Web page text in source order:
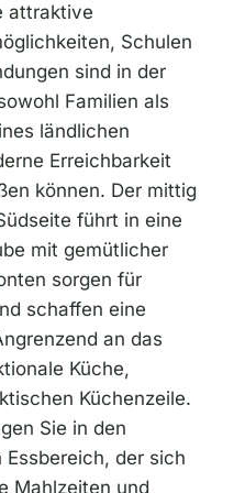
attraktive
Schulen
sind in der
Familien als
ländlichen
Erreichbarkeit
können. Der mittig
führt in eine
mit gemütlicher
sorgen für
schaffen eine
an das
Küche,
Küchenzeile.
Sie in den
der sich
Mahlzeiten und